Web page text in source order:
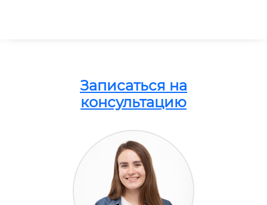
Записаться на
консультацию